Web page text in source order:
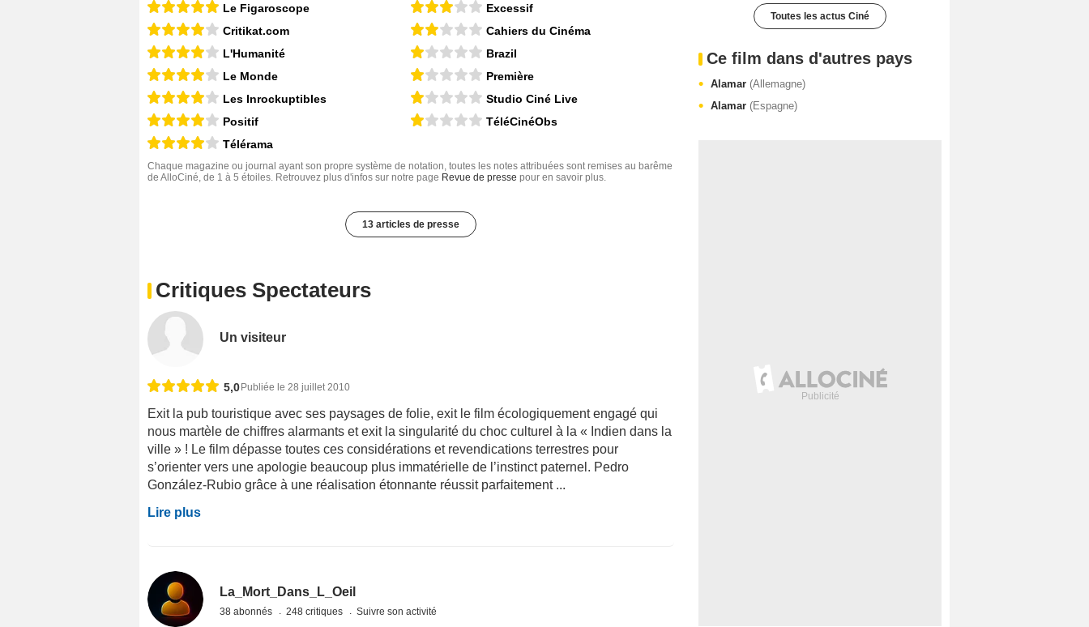
Le Figaroscope
Critikat.com
L'Humanité
Le Monde
Les Inrockuptibles
Positif
Télérama
Excessif
Cahiers du Cinéma
Brazil
Première
Studio Ciné Live
TéléCinéObs
Chaque magazine ou journal ayant son propre système de notation, toutes les notes attribuées sont remises au barême
de AlloCiné, de 1 à 5 étoiles. Retrouvez plus d'infos sur notre page Revue de presse pour en savoir plus.
13 articles de presse
Critiques Spectateurs
Un visiteur
5,0Publiée le 28 juillet 2010
Exit la pub touristique avec ses paysages de folie, exit le film écologiquement engagé qui
nous martèle de chiffres alarmants et exit la singularité du choc culturel à la « Indien dans la
ville » ! Le film dépasse toutes ces considérations et revendications terrestres pour
s’orienter vers une apologie beaucoup plus immatérielle de l’instinct paternel. Pedro
González-Rubio grâce à une réalisation étonnante réussit parfaitement ...
Lire plus
La_Mort_Dans_L_Oeil
38 abonnés 248 critiques Suivre son activité
Toutes les actus Ciné
Ce film dans d'autres pays
Alamar (Allemagne)
Alamar (Espagne)